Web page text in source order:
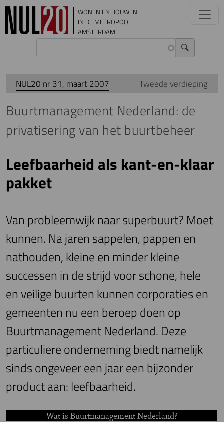
Overslaan en naar de inhoud gaan
WONEN EN BOUWEN
IN DE METROPOOL
AMSTERDAM
NUL20 nr 31, maart 2007 Tweede verdieping
Buurtmanagement Nederland: de
privatisering van het buurtbeheer
Leefbaarheid als kant-en-klaar
pakket
Van probleemwijk naar superbuurt? Moet
kunnen. Na jaren sappelen, pappen en
nathouden, kleine en minder kleine
successen in de strijd voor schone, hele
en veilige buurten kunnen corporaties en
gemeenten nu een beroep doen op
Buurtmanagement Nederland. Deze
particuliere onderneming biedt namelijk
sinds ongeveer een jaar een bijzonder
product aan: leefbaarheid.
Wat is Buurtmanagement Nederland?